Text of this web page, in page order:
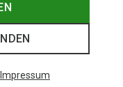
Impressum